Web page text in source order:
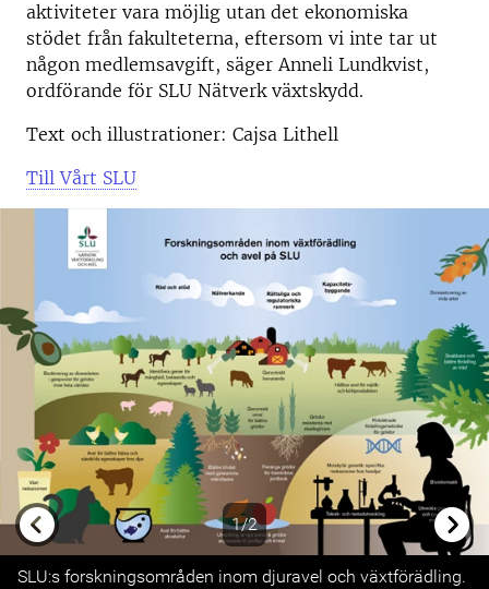
aktiviteter vara möjlig utan det ekonomiska
stödet från fakulteterna, eftersom vi inte tar ut
någon medlemsavgift, säger Anneli Lundkvist,
ordförande för SLU Nätverk växtskydd.
Text och illustrationer: Cajsa Lithell
Till Vårt SLU
1/2
Previous
SLU:s forskningsområden inom djuravel och växtförädling.